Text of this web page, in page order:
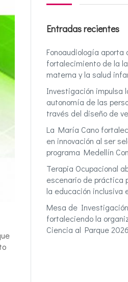
Entradas recientes
Fonoaudiología aporta
fortalecimiento de la
materna y la salud
Investigación impulsa
autonomía de las
través del diseño de
La María Cano
en innovación al ser
programa Medellín
Terapia Ocupacional
escenario de práctica
la educación inclusiva
Mesa de
fortaleciendo la
Ciencia al Parque 2026